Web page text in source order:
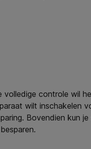
controle wil
wilt
Bovendien kun